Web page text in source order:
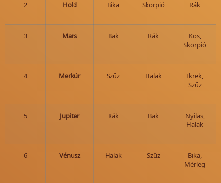
2 Hold Bika Skorpió Rák
3 Mars Bak Rák
Kos,
Skorpió
4 Merkúr Szűz Halak
Ikrek,
Szűz
5 Jupiter Rák Bak
Nyilas,
Halak
6 Vénusz Halak Szűz
Bika,
Mérleg